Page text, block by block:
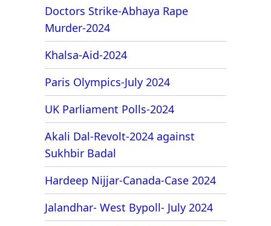
Doctors Strike-Abhaya Rape
Murder-2024
Khalsa-Aid-2024
Paris Olympics-July 2024
UK Parliament Polls-2024
Akali Dal-Revolt-2024 against
Sukhbir Badal
Hardeep Nijjar-Canada-Case 2024
Jalandhar- West Bypoll- July 2024